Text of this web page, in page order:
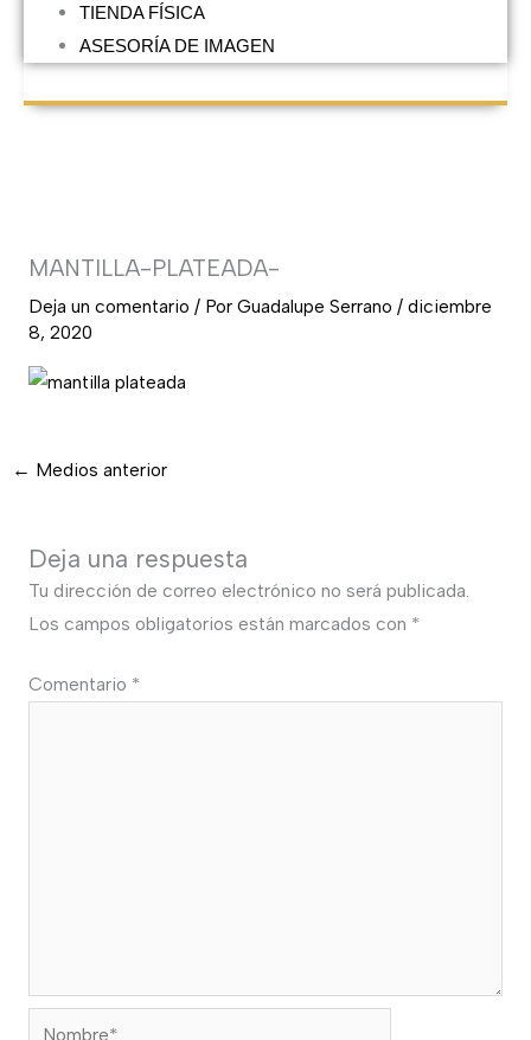
TIENDA FÍSICA
ASESORÍA DE IMAGEN
MANTILLA-PLATEADA-
Deja un comentario / Por Guadalupe Serrano / diciembre
8, 2020
← Medios anterior
Deja una respuesta
Tu dirección de correo electrónico no será publicada.
Los campos obligatorios están marcados con *
Comentario *
Nombre*